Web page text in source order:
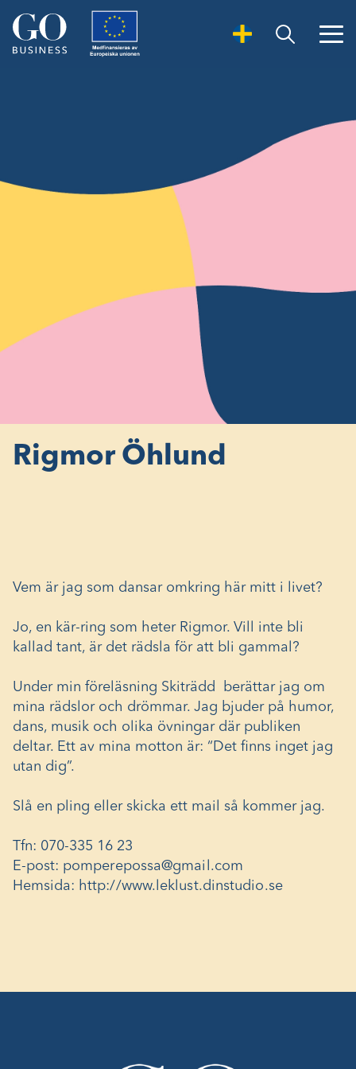
Open Search
Rigmor Öhlund
Vem är jag som dansar omkring här mitt i livet?
Jo, en kär-ring som heter Rigmor. Vill inte bli
kallad tant, är det rädsla för att bli gammal?
Under min föreläsning Skiträdd berättar jag om
mina rädslor och drömmar. Jag bjuder på humor,
dans, musik och olika övningar där publiken
deltar. Ett av mina motton är: “Det finns inget jag
utan dig”.
Slå en pling eller skicka ett mail så kommer jag.
Tfn: 070-335 16 23
E-post: pomperepossa@gmail.com
Hemsida: http://www.leklust.dinstudio.se